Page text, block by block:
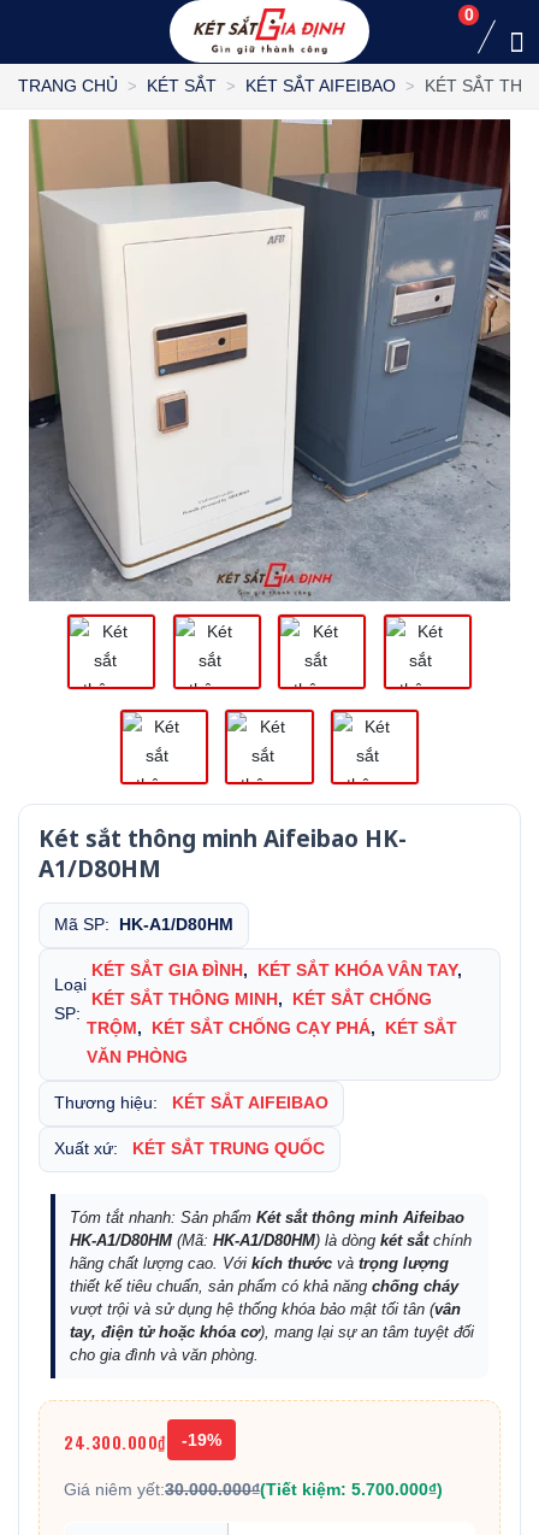
0
TRANG CHỦ KÉT SẮT KÉT SẮT AIFEIBAO KÉT SẮT
Két sắt thông minh Aifeibao HK-
A1/D80HM
Mã SP: HK-A1/D80HM
Loại
SP:
KÉT SẮT GIA ĐÌNH , KÉT SẮT KHÓA VÂN TAY,
KÉT SẮT THÔNG MINH ,
KÉT SẮT CHỐNG
TRỘM , KÉT SẮT CHỐNG CẠY PHÁ,
KÉT SẮT
VĂN PHÒNG
Thương hiệu: KÉT SẮT AIFEIBAO
Xuất xứ: KÉT SẮT TRUNG QUỐC
Tóm tắt nhanh: Sản phẩm Két sắt thông minh Aifeibao
HK-A1/D80HM (Mã: HK-A1/D80HM) là dòng két sắtchính
hãng chất lượng cao. Với kích thước và trọng lượng
thiết kế tiêu chuẩn, sản phẩm có khả năng chống cháy
vượt trội và sử dụng hệ thống khóa bảo mật tối tân (vân
tay, điện tử hoặc khóa cơ), mang lại sự an tâm tuyệt đối
cho gia đình và văn phòng.
24.300.000₫ -19%
Giá niêm yết:30.000.000₫(Tiết kiệm: 5.700.000₫)